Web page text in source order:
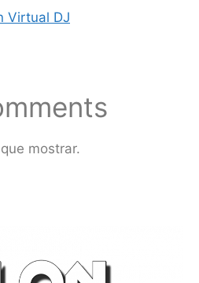
Virtual DJ
mostrar.